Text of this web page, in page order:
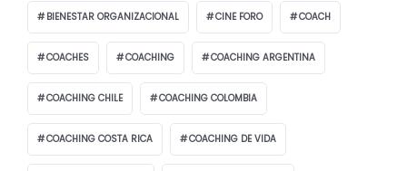
BIENESTAR ORGANIZACIONAL CINE FORO COACH
COACHES COACHING COACHING ARGENTINA
COACHING CHILE COACHING COLOMBIA
COACHING COSTA RICA COACHING DE VIDA